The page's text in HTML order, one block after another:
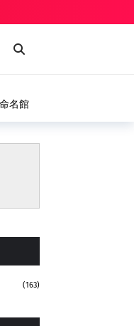
率自動化塗
(163)